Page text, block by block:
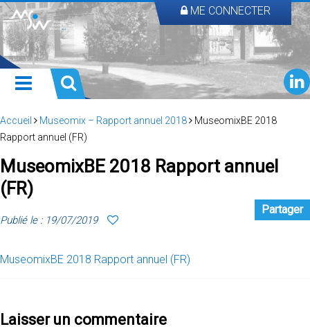
ME CONNECTER
Accueil Museomix – Rapport annuel 2018
MuseomixBE 2018
Rapport annuel (FR)
MuseomixBE 2018 Rapport annuel
(FR)
Publié le : 19/07/2019
Partager
MuseomixBE 2018 Rapport annuel (FR)
Laisser un commentaire